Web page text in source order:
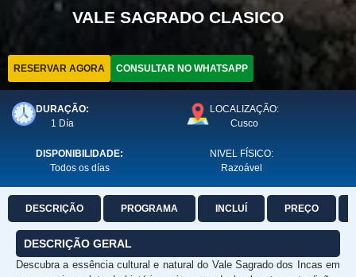
VALE SAGRADO CLASICO
RESERVAR AGORA CONSULTAR NO WHATSAPP
DURAÇÃO:
1 Día
LOCALIZAÇÃO:
Cusco
DISPONIBILIDADE:
Todos os días
NIVEL FÍSICO:
Razoável
DESCRIÇÃO PROGRAMA INCLUÍ PREÇO
DESCRIÇÃO GERAL
Descubra a essência cultural e natural do Vale Sagrado dos Incas em